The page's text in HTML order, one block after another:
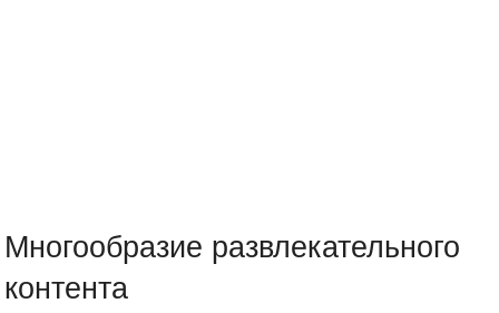
Многообразие развлекательного
контента